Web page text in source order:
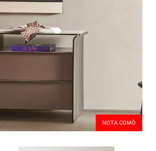
NOTA COMÒ